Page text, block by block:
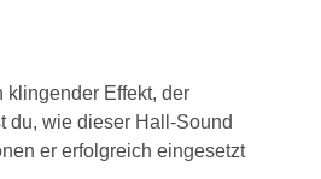
klingender Effekt, der
du, wie dieser Hall-Sound
er erfolgreich eingesetzt